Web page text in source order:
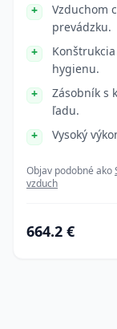
Vzduchom
prevádzku.
hygienu.
Zásobník s
ľadu.
Vysoký
Objav podobné ako
vzduch
664.2 €